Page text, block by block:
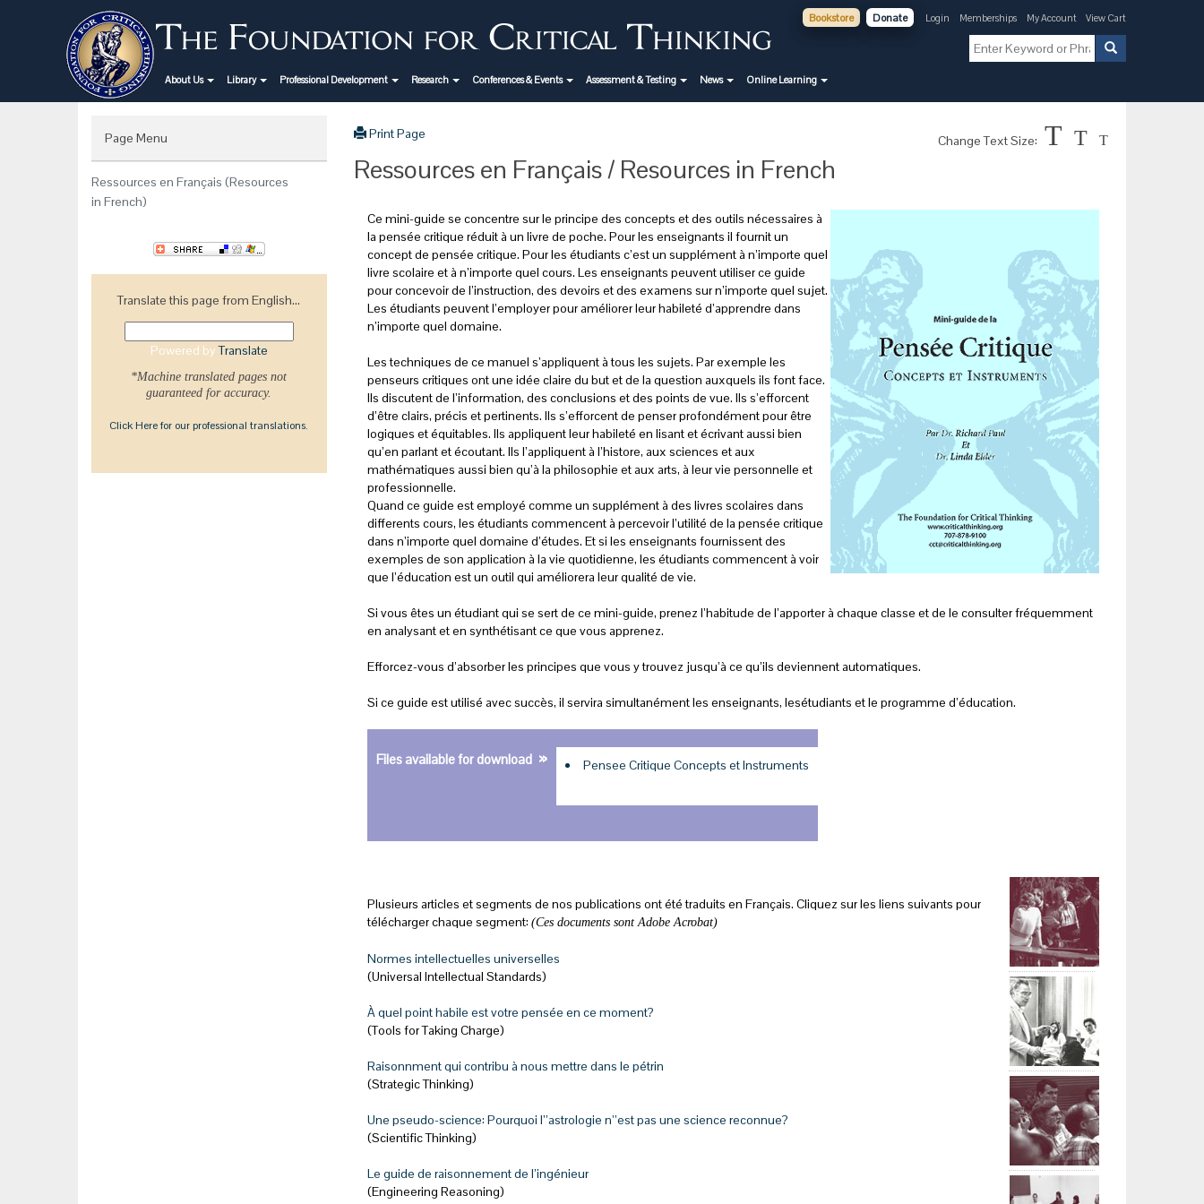
Bookstore Donate Login Memberships My Account View Cart
About Us Library Professional Development Research Conferences & Events Assessment & Testing News Online Learning
Page Menu
Ressources en Français (Resources
in French)
Translate this page from English...
Powered byTranslate
*Machine translated pages not
guaranteed for accuracy.
Click Here for our professional translations.
Print Page Change Text Size: T T T
Ressources en Français / Resources in French
Ce mini-guide se concentre sur le principe des concepts et des outils nécessaires à
la pensée critique réduit à un livre de poche. Pour les enseignants il fournit un
concept de pensée critique. Pour les étudiants c’est un supplément à n’importe quel
livre scolaire et à n’importe quel cours. Les enseignants peuvent utiliser ce guide
pour concevoir de l’instruction, des devoirs et des examens sur n’importe quel sujet.
Les étudiants peuvent l’employer pour améliorer leur habileté d’apprendre dans
n’importe quel domaine.
Les techniques de ce manuel s’appliquent à tous les sujets. Par exemple les
penseurs critiques ont une idée claire du but et de la question auxquels ils font face.
Ils discutent de l’information, des conclusions et des points de vue. Ils s’efforcent
d’être clairs, précis et pertinents. Ils s’efforcent de penser profondément pour être
logiques et équitables. Ils appliquent leur habileté en lisant et écrivant aussi bien
qu’en parlant et écoutant. Ils l’appliquent à l’histore, aux sciences et aux
mathématiques aussi bien qu’à la philosophie et aux arts, à leur vie personnelle et
professionnelle.
Quand ce guide est employé comme un supplément à des livres scolaires dans
differents cours, les étudiants commencent à percevoir l’utilité de la pensée critique
dans n’importe quel domaine d’études. Et si les enseignants fournissent des
exemples de son application à la vie quotidienne, les étudiants commencent à voir
que l’éducation est un outil qui améliorera leur qualité de vie.
Si vous êtes un étudiant qui se sert de ce mini-guide, prenez l’habitude de l’apporter à chaque classe et de le consulter fréquemment
en analysant et en synthétisant ce que vous apprenez.
Efforcez-vous d’absorber les principes que vous y trouvez jusqu’à ce qu’ils deviennent automatiques.
Si ce guide est utilisé avec succès, il servira simultanément les enseignants, lesétudiants et le programme d’éducation.
Files available for download » Pensee Critique Concepts et Instruments
Plusieurs articles et segments de nos publications ont été traduits en Français. Cliquez sur les liens suivants pour
télécharger chaque segment: (Ces documents sont Adobe Acrobat)
Normes intellectuelles universelles
(Universal Intellectual Standards)
À quel point habile est votre pensée en ce moment?
(Tools for Taking Charge)
Raisonnment qui contribu à nous mettre dans le pétrin
(Strategic Thinking)
Une pseudo-science: Pourquoi l’’astrologie n’’est pas une science reconnue?
(Scientific Thinking)
Le guide de raisonnement de l’ingénieur
(Engineering Reasoning)